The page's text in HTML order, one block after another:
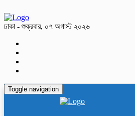
ঢাকা - শুক্রবার, ০৭ অগাস্ট ২০২৬
Toggle navigation